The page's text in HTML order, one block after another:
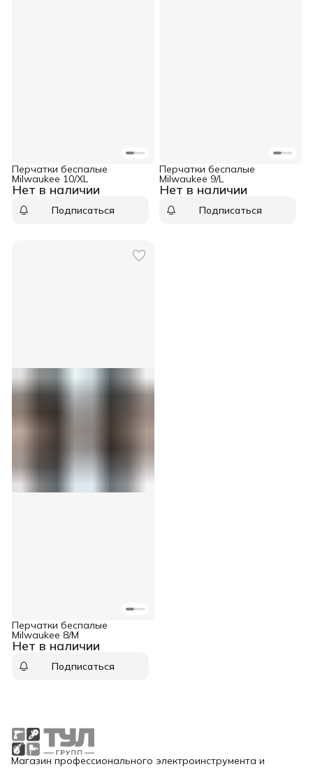
Нет в наличии
Перчатки беспалые
Milwaukee 10/XL
Подписаться
Нет в наличии
Перчатки беспалые
Milwaukee 9/L
Подписаться
Нет в наличии
Перчатки беспалые
Milwaukee 8/M
Подписаться
Магазин профессионального электроинструмента и